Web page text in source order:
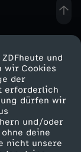
und
wir Cookies
der
erforderlich
dürfen wir
und/oder
deine
nicht unsere